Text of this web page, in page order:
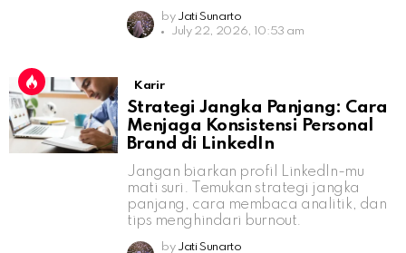
by Jati Sunarto
July 22, 2026, 10:53 am
Karir
Strategi Jangka Panjang: Cara
Menjaga Konsistensi Personal
Brand di LinkedIn
Jangan biarkan profil LinkedIn-mu
mati suri. Temukan strategi jangka
panjang, cara membaca analitik, dan
tips menghindari burnout.
by Jati Sunarto